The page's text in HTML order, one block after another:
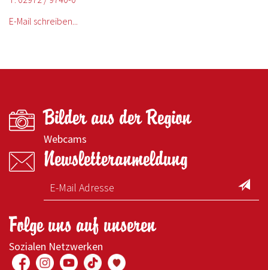
E-Mail schreiben...
Bilder aus der Region
Webcams
Newsletteranmeldung
Folge uns auf unseren
Sozialen Netzwerken